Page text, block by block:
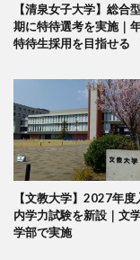
【清泉女子大学】総合
期に特待選考を実施｜
特待生採用を目指せる
【文教大学】2027年
内学力試験を新設｜文
学部で実施